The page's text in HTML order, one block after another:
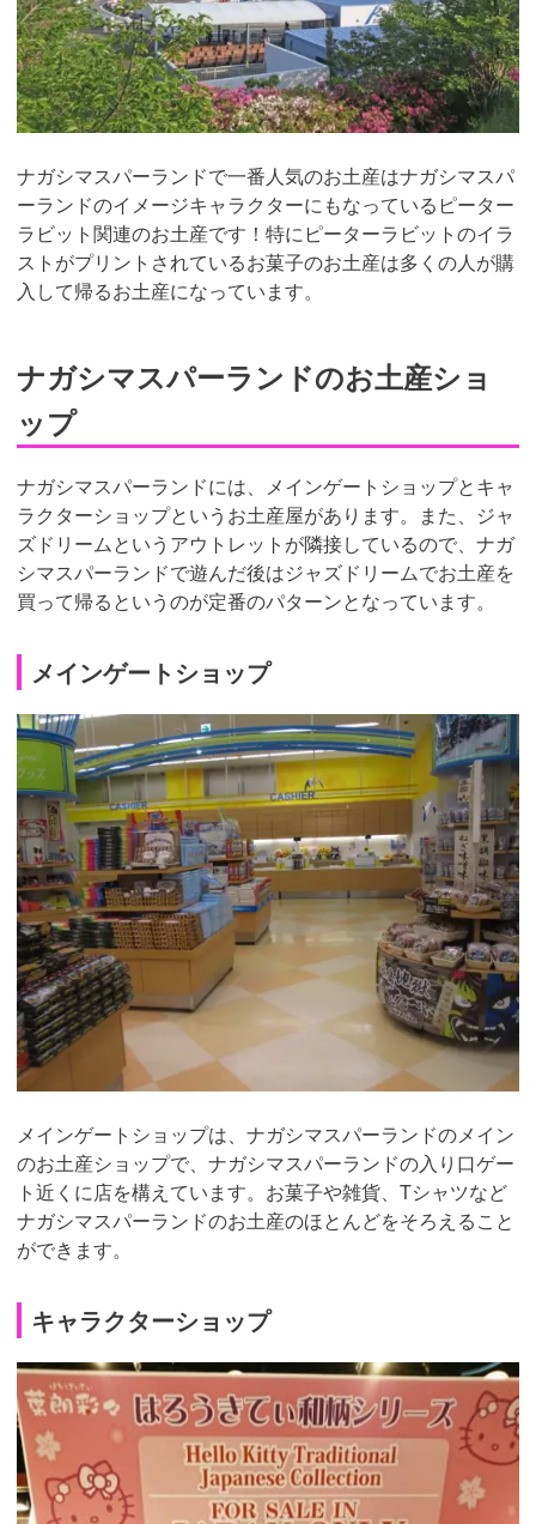
ナガシマスパーランドで一番人気のお土産はナガシマスパ
ーランドのイメージキャラクターにもなっているピーター
ラビット関連のお土産です！特にピーターラビットのイラ
ストがプリントされているお菓子のお土産は多くの人が購
入して帰るお土産になっています。
ナガシマスパーランドのお土産ショ
ップ
ナガシマスパーランドには、メインゲートショップとキャ
ラクターショップというお土産屋があります。また、ジャ
ズドリームというアウトレットが隣接しているので、ナガ
シマスパーランドで遊んだ後はジャズドリームでお土産を
買って帰るというのが定番のパターンとなっています。
メインゲートショップ
メインゲートショップは、ナガシマスパーランドのメイン
のお土産ショップで、ナガシマスパーランドの入り口ゲー
ト近くに店を構えています。お菓子や雑貨、Tシャツなど
ナガシマスパーランドのお土産のほとんどをそろえること
ができます。
キャラクターショップ